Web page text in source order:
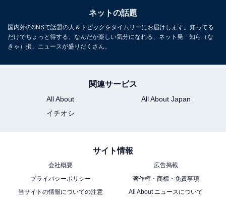
ネットの話題
国内外のSNSで話題の人＆トピックをタイムリーにお届けします。知ってる
だけでちょっと得する、なんだか楽しい気分になれる、ネット発「知ら（な
きゃ）損」ニュースが盛りだくさん。
関連サービス
All About
All About Japan
イチオシ
サイト情報
会社概要
広告掲載
プライバシーポリシー
著作権・商標・免責事項
当サイトの情報についての注意
All About ニュースについて